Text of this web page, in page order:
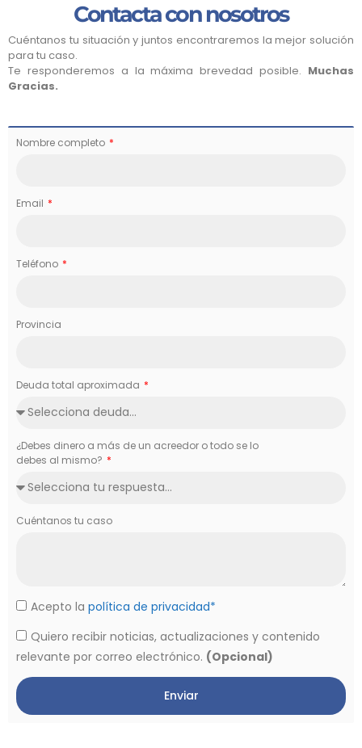
Contacta con nosotros
Cuéntanos tu situación y juntos encontraremos la mejor solución
para tu caso.
Te responderemos a la máxima brevedad posible. Muchas
Gracias.
Nombre completo
Email
Teléfono
Provincia
Deuda total aproximada
¿Debes dinero a más de un acreedor o todo se lo
debes al mismo?
Cuéntanos tu caso
Acepto la política de privacidad*
Quiero recibir noticias, actualizaciones y contenido
relevante por correo electrónico. (Opcional)
Enviar